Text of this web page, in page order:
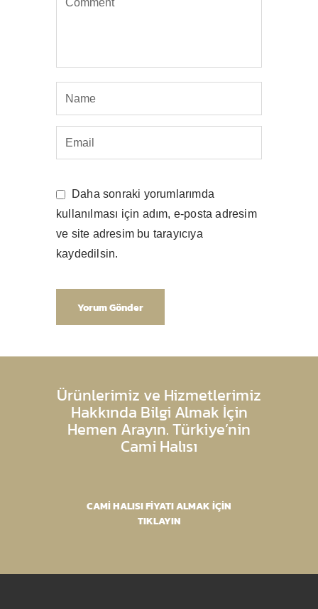
Daha sonraki yorumlarımda
kullanılması için adım, e-posta adresim
ve site adresim bu tarayıcıya
kaydedilsin.
Ürünlerimiz ve Hizmetlerimiz
Hakkında Bilgi Almak İçin
Hemen Arayın. Türkiye’nin
Cami Halısı
CAMİ HALISI FİYATI ALMAK İÇİN
TIKLAYIN